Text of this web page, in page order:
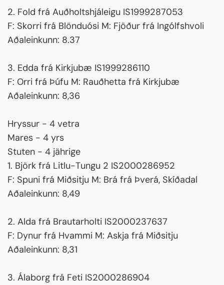
2. Fold frá Auðholtshjáleigu IS1999287053
F: Skorri frá Blönduósi M: Fjöður frá Ingólfshvoli
Aðaleinkunn: 8.37
3. Edda frá Kirkjubæ IS1999286110
F: Orri frá Þúfu M: Rauðhetta frá Kirkjubæ
Aðaleinkunn: 8,36
Hryssur - 4 vetra
Mares - 4 yrs
Stuten - 4 jährige
1. Björk frá Litlu-Tungu 2 IS2000286952
F: Spuni frá Miðsitju M: Brá frá Þverá, Skíðadal
Aðaleinkunn: 8,49
2. Alda frá Brautarholti IS2000237637
F: Dynur frá Hvammi M: Askja frá Miðsitju
Aðaleinkunn: 8,31
3. Álaborg frá Feti IS2000286904